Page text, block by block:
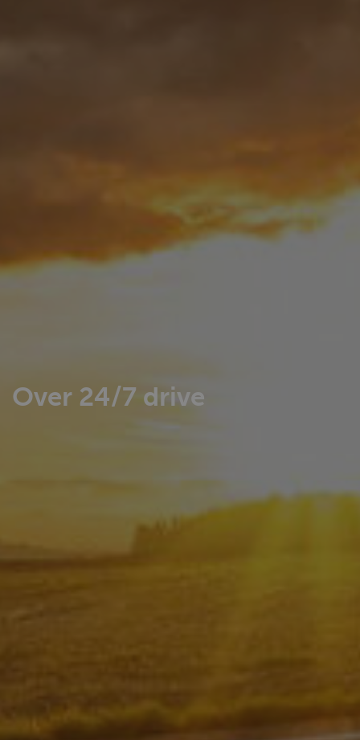
Over 24/7 drive